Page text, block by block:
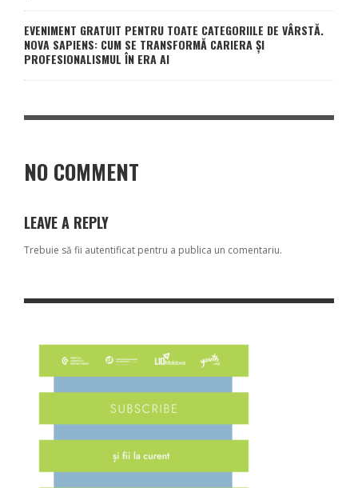
EVENIMENT GRATUIT PENTRU TOATE CATEGORIILE DE VÂRSTĂ.
NOVA SAPIENS: CUM SE TRANSFORMĂ CARIERA ȘI
PROFESIONALISMUL ÎN ERA AI
NO COMMENT
LEAVE A REPLY
Trebuie să fii autentificat pentru a publica un comentariu.